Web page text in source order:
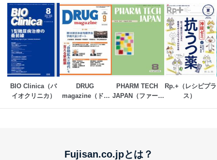
に、これらの法令及びその他の規範を常に適合させま
個人情報の安全管理措置
当社は、個人情報の正確性及び安全性を確保するため
に、下記セキュリティ対策をはじめとする安全対策を実
施し、個人情報の漏えい、滅失またはき損の防止及び是
正に努めます。
アクセス制御
個人データを取り扱うことのできる機器及び当該
機器を取り扱う従業者を明確化し、 個人データへ
ーザーアカウント制御）により、個人情報データ
BIO Clinica（バ
イオクリニカ）
DRUG
magazine（ドラ
PHARM TECH
JAPAN（ファーム
Rp.+（レシピプラ
Fujisan.co.jpとは？